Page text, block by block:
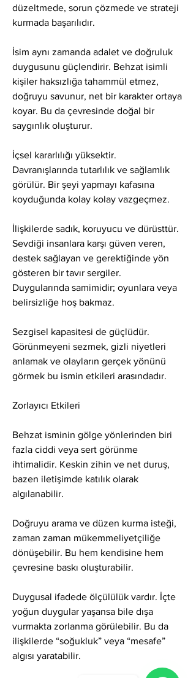
düzeltmede, sorun çözmede ve strateji
kurmada başarılıdır.
İsim aynı zamanda adalet ve doğruluk
duygusunu güçlendirir. Behzat isimli
kişiler haksızlığa tahammül etmez,
doğruyu savunur, net bir karakter ortaya
koyar. Bu da çevresinde doğal bir
saygınlık oluşturur.
İçsel kararlılığı yüksektir.
Davranışlarında tutarlılık ve sağlamlık
görülür. Bir şeyi yapmayı kafasına
koyduğunda kolay kolay vazgeçmez.
İlişkilerde sadık, koruyucu ve dürüsttür.
Sevdiği insanlara karşı güven veren,
destek sağlayan ve gerektiğinde yön
gösteren bir tavır sergiler.
Duygularında samimidir; oyunlara veya
belirsizliğe hoş bakmaz.
Sezgisel kapasitesi de güçlüdür.
Görünmeyeni sezmek, gizli niyetleri
anlamak ve olayların gerçek yönünü
görmek bu ismin etkileri arasındadır.
Zorlayıcı Etkileri
Behzat isminin gölge yönlerinden biri
fazla ciddi veya sert görünme
ihtimalidir. Keskin zihin ve net duruş,
bazen iletişimde katılık olarak
algılanabilir.
Doğruyu arama ve düzen kurma isteği,
zaman zaman mükemmeliyetçiliğe
dönüşebilir. Bu hem kendisine hem
çevresine baskı oluşturabilir.
Duygusal ifadede ölçülülük vardır. İçte
yoğun duygular yaşansa bile dışa
vurmakta zorlanma görülebilir. Bu da
ilişkilerde “soğukluk” veya “mesafe”
algısı yaratabilir.